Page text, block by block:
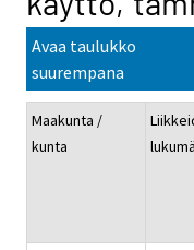
Avaa taulukko
suurempana
Maakunta /
kunta